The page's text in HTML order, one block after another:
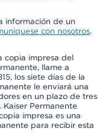
información de un
con nosotros.
copia impresa del
llame a
los siete días de la
le enviará una
en un plazo de tres
Permanente
impresa es una
para recibir esta